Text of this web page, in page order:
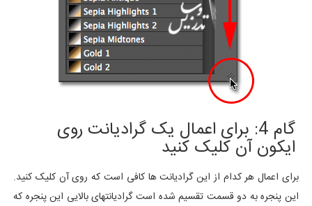
گام 4: برای اعمال یک گرادیانت روی
ایکون آن کلیک کنید
برای اعمال هر کدام از این گرادیانت ها کافی است که روی آن کلیک کنید.
این پنجره به دو قسمت تقسیم شده است گرادیانتهای بالایی این پنجره که